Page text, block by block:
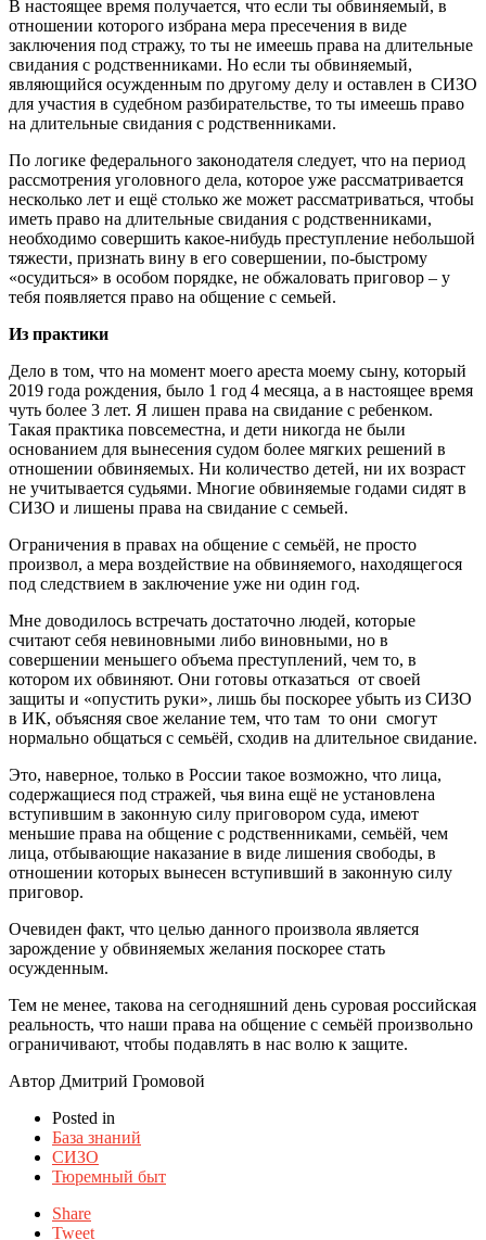
В настоящее время получается, что если ты обвиняемый, в
отношении которого избрана мера пресечения в виде
заключения под стражу, то ты не имеешь права на длительные
свидания с родственниками. Но если ты обвиняемый,
являющийся осужденным по другому делу и оставлен в СИЗО
для участия в судебном разбирательстве, то ты имеешь право
на длительные свидания с родственниками.
По логике федерального законодателя следует, что на период
рассмотрения уголовного дела, которое уже рассматривается
несколько лет и ещё столько же может рассматриваться, чтобы
иметь право на длительные свидания с родственниками,
необходимо совершить какое-нибудь преступление небольшой
тяжести, признать вину в его совершении, по-быстрому
«осудиться» в особом порядке, не обжаловать приговор – у
тебя появляется право на общение с семьей.
Из практики
Дело в том, что на момент моего ареста моему сыну, который
2019 года рождения, было 1 год 4 месяца, а в настоящее время
чуть более 3 лет. Я лишен права на свидание с ребенком.
Такая практика повсеместна, и дети никогда не были
основанием для вынесения судом более мягких решений в
отношении обвиняемых. Ни количество детей, ни их возраст
не учитывается судьями. Многие обвиняемые годами сидят в
СИЗО и лишены права на свидание с семьей.
Ограничения в правах на общение с семьёй, не просто
произвол, а мера воздействие на обвиняемого, находящегося
под следствием в заключение уже ни один год.
Мне доводилось встречать достаточно людей, которые
считают себя невиновными либо виновными, но в
совершении меньшего объема преступлений, чем то, в
котором их обвиняют. Они готовы отказаться от своей
защиты и «опустить руки», лишь бы поскорее убыть из СИЗО
в ИК, объясняя свое желание тем, что там то они смогут
нормально общаться с семьёй, сходив на длительное свидание.
Это, наверное, только в России такое возможно, что лица,
содержащиеся под стражей, чья вина ещё не установлена
вступившим в законную силу приговором суда, имеют
меньшие права на общение с родственниками, семьёй, чем
лица, отбывающие наказание в виде лишения свободы, в
отношении которых вынесен вступивший в законную силу
приговор.
Очевиден факт, что целью данного произвола является
зарождение у обвиняемых желания поскорее стать
осужденным.
Тем не менее, такова на сегодняшний день суровая российская
реальность, что наши права на общение с семьёй произвольно
ограничивают, чтобы подавлять в нас волю к защите.
Автор Дмитрий Громовой
Posted in
База знаний
СИЗО
Тюремный быт
Share
Tweet